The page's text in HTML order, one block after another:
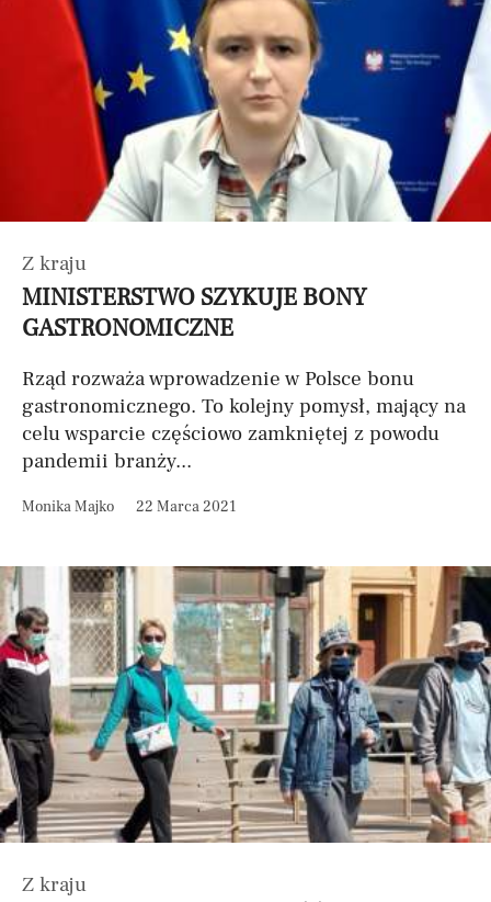
Z kraju
MINISTERSTWO SZYKUJE BONY
GASTRONOMICZNE
Rząd rozważa wprowadzenie w Polsce bonu
gastronomicznego. To kolejny pomysł, mający na
celu wsparcie częściowo zamkniętej z powodu
pandemii branży...
Monika Majko 22 Marca 2021
Z kraju